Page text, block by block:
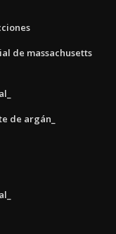
de massachusetts
de argán_